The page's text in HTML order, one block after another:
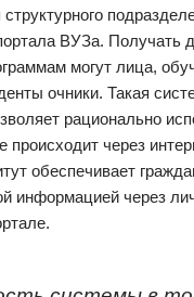
структурного
ВУЗа. Получать
могут лица,
очники. Такая
рационально
происходит через
обеспечивает
информацией через